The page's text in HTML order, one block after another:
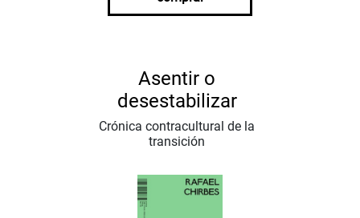
Asentir o
desestabilizar
Crónica contracultural de la
transición